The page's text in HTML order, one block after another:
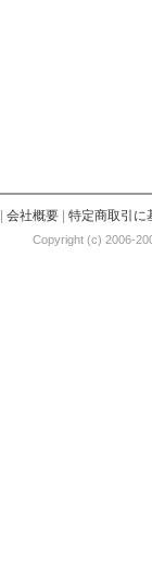
会社概要| 特定商取引に
Copyright (c) 2006-